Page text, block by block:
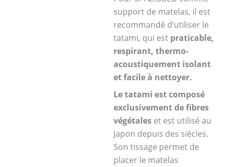
support de matelas, il est
recommandé d’utiliser le
tatami, qui est praticable,
respirant, thermo-
acoustiquement isolant
et facile à nettoyer.
Le tatami est composé
exclusivement de fibres
végétales et est utilisé au
Japon depuis des siècles.
Son tissage permet de
placer le matelas